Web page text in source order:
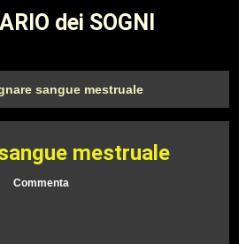
principale
dei SOGNI
sangue mestruale
mestruale
Commenta